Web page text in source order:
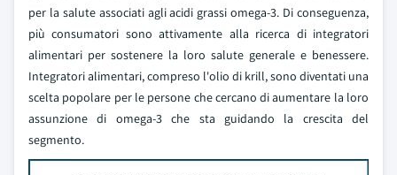
per la salute associati agli acidi grassi omega-3. Di conseguenza,
più consumatori sono attivamente alla ricerca di integratori
alimentari per sostenere la loro salute generale e benessere.
Integratori alimentari, compreso l'olio di krill, sono diventati una
scelta popolare per le persone che cercano di aumentare la loro
assunzione di omega-3 che sta guidando la crescita del
segmento.